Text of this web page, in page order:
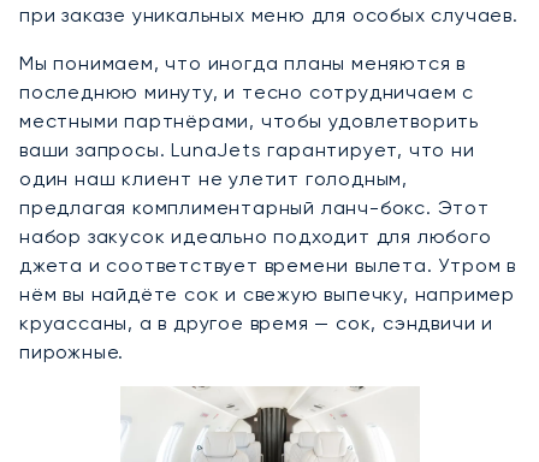
при заказе уникальных меню для особых случаев.
Мы понимаем, что иногда планы меняются в
последнюю минуту, и тесно сотрудничаем с
местными партнёрами, чтобы удовлетворить
ваши запросы. LunaJets гарантирует, что ни
один наш клиент не улетит голодным,
предлагая комплиментарный ланч-бокс. Этот
набор закусок идеально подходит для любого
джета и соответствует времени вылета. Утром в
нём вы найдёте сок и свежую выпечку, например
круассаны, а в другое время — сок, сэндвичи и
пирожные.